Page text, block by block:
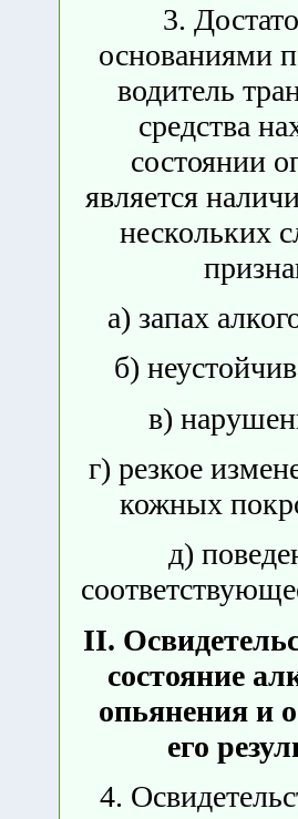
3.
основаниями
водитель
средства
состоянии
является
нескольких
а) запах
б)
в)
г) резкое
кожных
д)
II.
состояние
опьянения и
его
4.